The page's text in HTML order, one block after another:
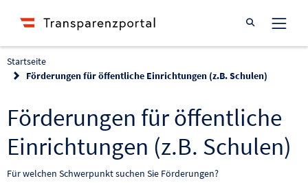
Suche öffnen
Startseite
Förderungen für öffentliche Einrichtungen (z.B. Schulen)
Förderungen für öffentliche
Einrichtungen (z.B. Schulen)
Für welchen Schwerpunkt suchen Sie Förderungen?